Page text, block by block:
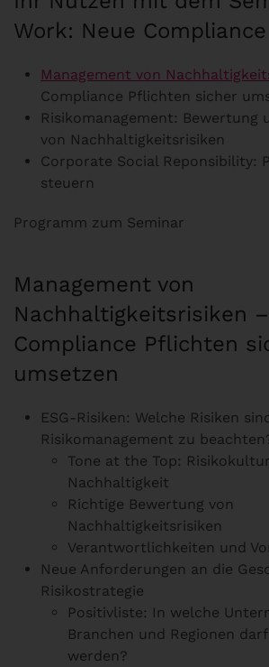
Work: Neue
Management von
Compliance Pflichten sicher
Risikomanagement: Bewertung
von Nachhaltigkeitsrisiken
Corporate Social Reponsibility:
steuern
Programm zum Seminar
Management von
Nachhaltigkeitsrisiken –
Compliance Pflichten
umsetzen
ESG-Risiken: Welche Risiken
Risikomanagement zu
Tone at the Top:
Nachhaltigkeit
Richtige Bewertung von
Nachhaltigkeitsrisiken
Verantwortlichkeiten und
Neue Anforderungen an die
Risikostrategie
Positivliste: In welche
Branchen und Regionen
werden?